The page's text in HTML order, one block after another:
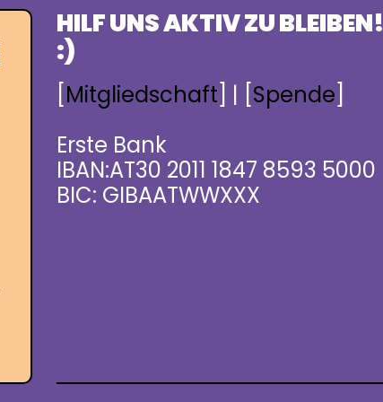
HILF UNS AKTIV ZU BLEIBEN!
:)
Mitgliedschaft ] | [ Spende
Erste Bank
IBAN:AT30 2011 1847 8593 5000
BIC: GIBAATWWXXX